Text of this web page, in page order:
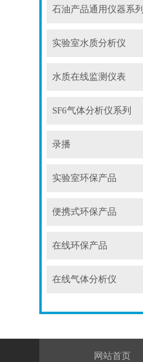
石油产品通用仪器系列
实验室水质分析仪
水质在线监测仪表
SF6气体分析仪系列
录播
实验室环保产品
便携式环保产品
在线环保产品
在线气体分析仪
网站首页